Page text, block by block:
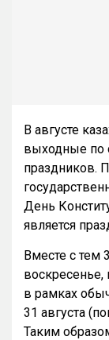
В августе
выходные по
праздников.
День
является
Вместе с тем
в рамках
31 августа
Таким